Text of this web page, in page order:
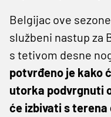
Belgijac ove
službeni nastup za
s tetivom desne
potvrđeno je kako
utorka podvrgnuti
će izbivati s